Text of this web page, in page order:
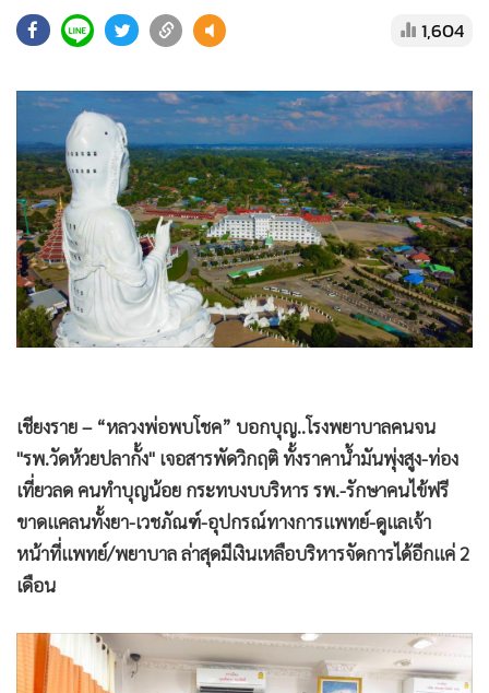
• CbizReview
Cyber BIZ
• ผู้จัดกวน
Good health & Well-being
• Green Innovation & SD
• Management & HR
• MGR Live
• Infographic
• การเมือง
• ท่องเที่ยว
• Special Scoop
• เศรษฐกิจ-ธุรกิจ
• จีน
• ชุมชน-คุณภาพชีวิต
• อาชญากรรม
• Motoring
• เกม
วิทยาศาสตร์
1,604
เชียงราย – “หลวงพ่อพบโชค” บอกบุญ..โรงพยาบาลคนจน
"รพ.วัดห้วยปลากั้ง" เจอสารพัดวิกฤติ ทั้งราคาน้ำมันพุ่งสูง-ท่อง
เที่ยวลด คนทำบุญน้อย กระทบงบบริหาร รพ.-รักษาคนไข้ฟรี
ขาดแคลนทั้งยา-เวชภัณฑ์-อุปกรณ์ทางการแพทย์-ดูแลเจ้า
หน้าที่แพทย์/พยาบาล ล่าสุดมีเงินเหลือบริหารจัดการได้อีกแค่ 2
เดือน